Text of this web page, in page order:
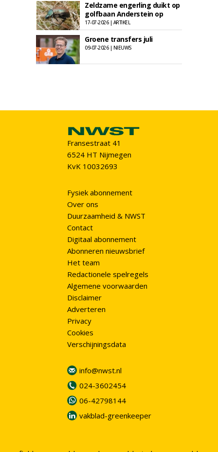
Zeldzame engerling duikt op
golfbaan Anderstein op
17-07-2026 | ARTIKEL
Groene transfers juli
09-07-2026 | NIEUWS
Fransestraat 41
6524 HT Nijmegen
KvK 10032693
Fysiek abonnement
Over ons
Duurzaamheid & NWST
Contact
Digitaal abonnement
Abonneren nieuwsbrief
Het team
Redactionele spelregels
Algemene voorwaarden
Disclaimer
Adverteren
Privacy
Cookies
Verschijningsdata
info@nwst.nl
024-3602454
06-42798144
vakblad-greenkeeper